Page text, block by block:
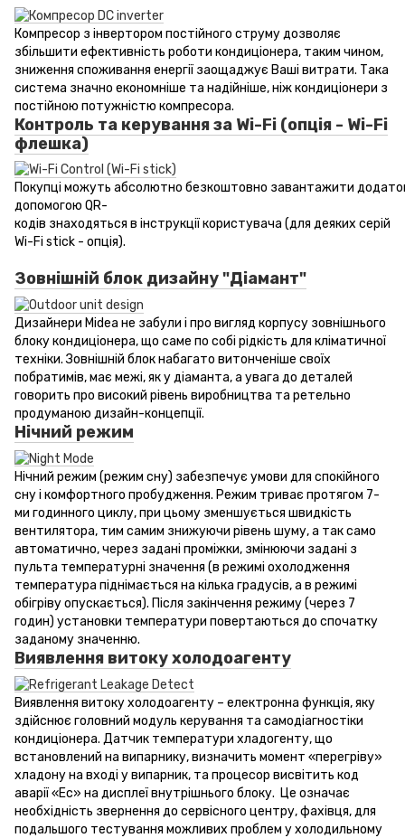
Компресор з інвертором постійного струму дозволяє
збільшити ефективність роботи кондиціонера, таким чином,
зниження споживання енергії заощаджує Ваші витрати. Така
система значно економніше та надійніше, ніж кондиціонери з
постійною потужністю компресора.
Контроль та керування за Wi-Fi (опція - Wi-Fi
флешка)
Покупці можуть абсолютно безкоштовно завантажити
допомогою QR-
кодів знаходяться в інструкції користувача (для деяких серій
Wi-Fi stick - опція).
Зовнішній блок дизайну "Діамант"
Дизайнери Midea не забули і про вигляд корпусу зовнішнього
блоку кондиціонера, що саме по собі рідкість для кліматичної
техніки. Зовнішній блок набагато витонченіше своїх
побратимів, має межі, як у діаманта, а увага до деталей
говорить про високий рівень виробництва та ретельно
продуманою дизайн-концепції.
Нічний режим
Нічний режим (режим сну) забезпечує умови для спокійного
сну і комфортного пробудження. Режим триває протягом 7-
ми годинного циклу, при цьому зменшується швидкість
вентилятора, тим самим знижуючи рівень шуму, а так само
автоматично, через задані проміжки, змінюючи задані з
пульта температурні значення (в режимі охолодження
температура піднімається на кілька градусів, а в режимі
обігріву опускається). Після закінчення режиму (через 7
годин) установки температури повертаються до спочатку
заданому значенню.
Виявлення витоку холодоагенту
Виявлення витоку холодоагенту – електронна функція, яку
здійснює головний модуль керування та самодіагностіки
кондиціонера. Датчик температури хладогенту, що
встановлений на випарнику, визначить момент «перегріву»
хладону на вході у випарник, та процесор висвітить код
аварії «Ес» на дисплеї внутрішнього блоку. Це означає
необхідність звернення до сервісного центру, фахівця, для
подальшого тестування можливих проблем у холодильному